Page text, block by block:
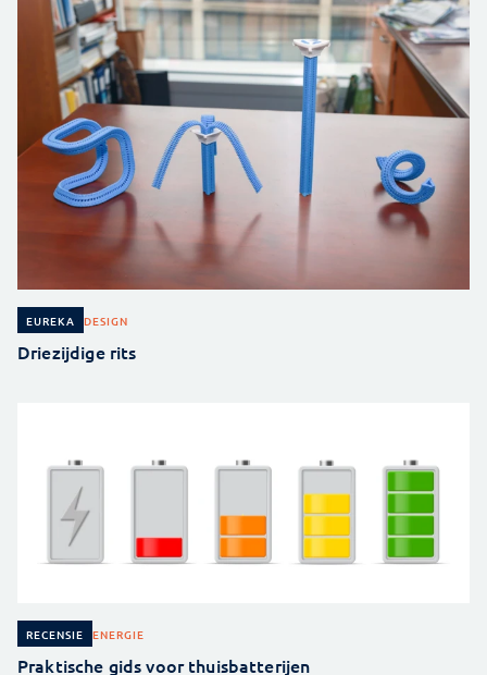
EUREKA DESIGN
Driezijdige rits
RECENSIE ENERGIE
Praktische gids voor thuisbatterijen